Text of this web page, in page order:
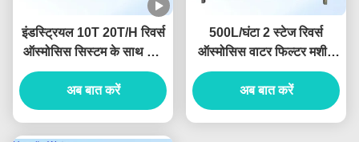
इंडस्ट्रियल 10T 20T/H रिवर्स
ऑस्मोसिस सिस्टम के साथ शुद्ध
जल उपकरण
अब बात करें
500L/घंटा 2 स्टेज रिवर्स
ऑस्मोसिस वाटर फिल्टर मशीन
आरओ पीने का पानी सिस्टम
380V
अब बात करें